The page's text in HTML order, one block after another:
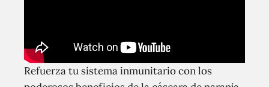
Refuerza tu sistema inmunitario con los